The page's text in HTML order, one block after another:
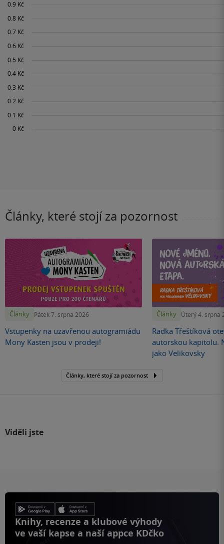
Články, které stojí za pozornost
Články Pátek 7. srpna 2026
Vstupenky na uzavřenou autogramiádu
Mony Kasten jsou v prodeji!
Články Úterý 4. srpna
Radka Třeštíková
autorskou kapitolu.
jako Velikovsky
Články, které stojí za pozornost
Viděli jste
Knihy, recenze a klubové výhody
ve vaší kapse a naší appce KDčko